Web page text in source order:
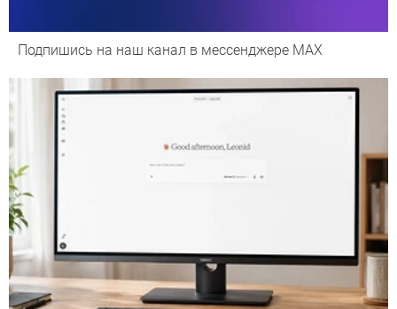
Подпишись на наш канал в мессенджере МАХ